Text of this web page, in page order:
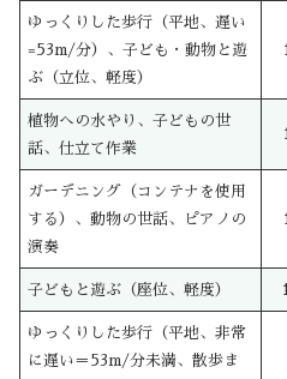
ゆっくりした歩行（平地、遅い
=53m/分）、子ども・動物と遊
ぶ（立位、軽度）
植物への水やり、子どもの世
話、仕立て作業
ガーデニング（コンテナを使用
する）、動物の世話、ピアノの
演奏
子どもと遊ぶ（座位、軽度）
ゆっくりした歩行（平地、非常
に遅い＝53m/分未満、散歩ま